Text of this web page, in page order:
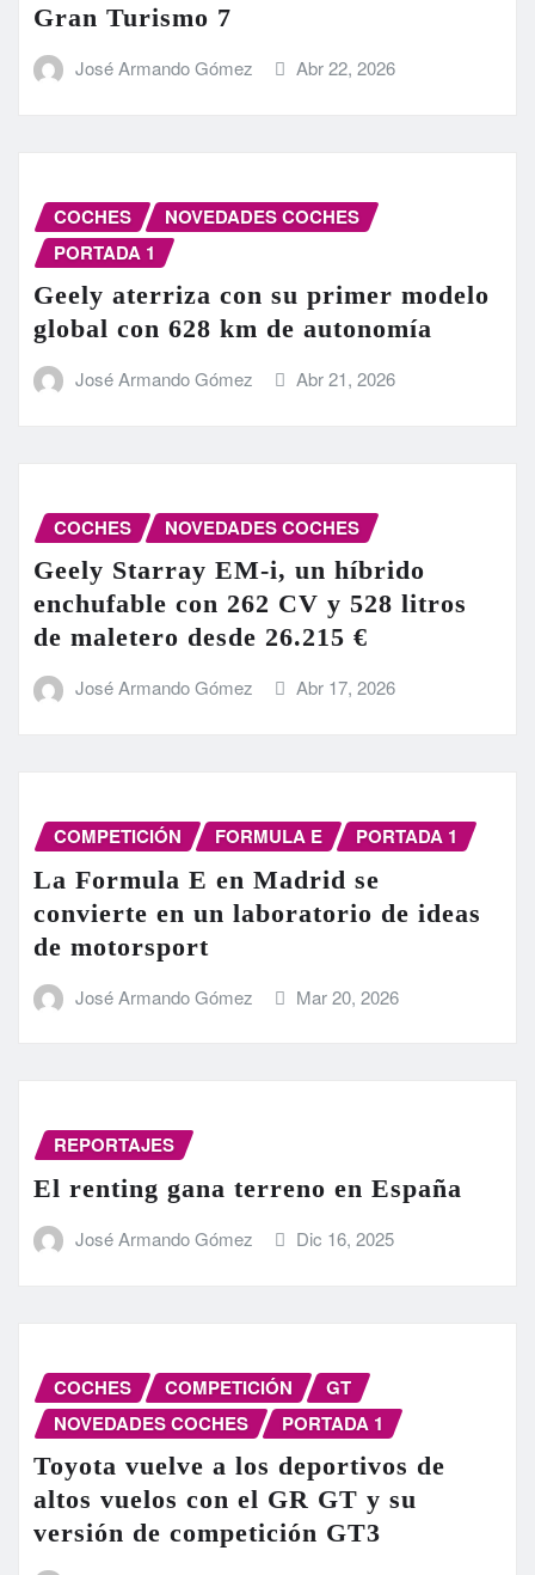
Gran Turismo 7
José Armando Gómez Abr 22, 2026
COCHES
NOVEDADES COCHES
PORTADA 1
Geely aterriza con su primer modelo
global con 628 km de autonomía
José Armando Gómez Abr 21, 2026
COCHES NOVEDADES COCHES
Geely Starray EM-i, un híbrido
enchufable con 262 CV y 528 litros
de maletero desde 26.215 €
José Armando Gómez Abr 17, 2026
COMPETICIÓN FORMULA E PORTADA 1
La Formula E en Madrid se
convierte en un laboratorio de ideas
de motorsport
José Armando Gómez Mar 20, 2026
REPORTAJES
El renting gana terreno en España
José Armando Gómez Dic 16, 2025
COCHES COMPETICIÓN
GT
NOVEDADES COCHES
PORTADA 1
Toyota vuelve a los deportivos de
altos vuelos con el GR GT y su
versión de competición GT3